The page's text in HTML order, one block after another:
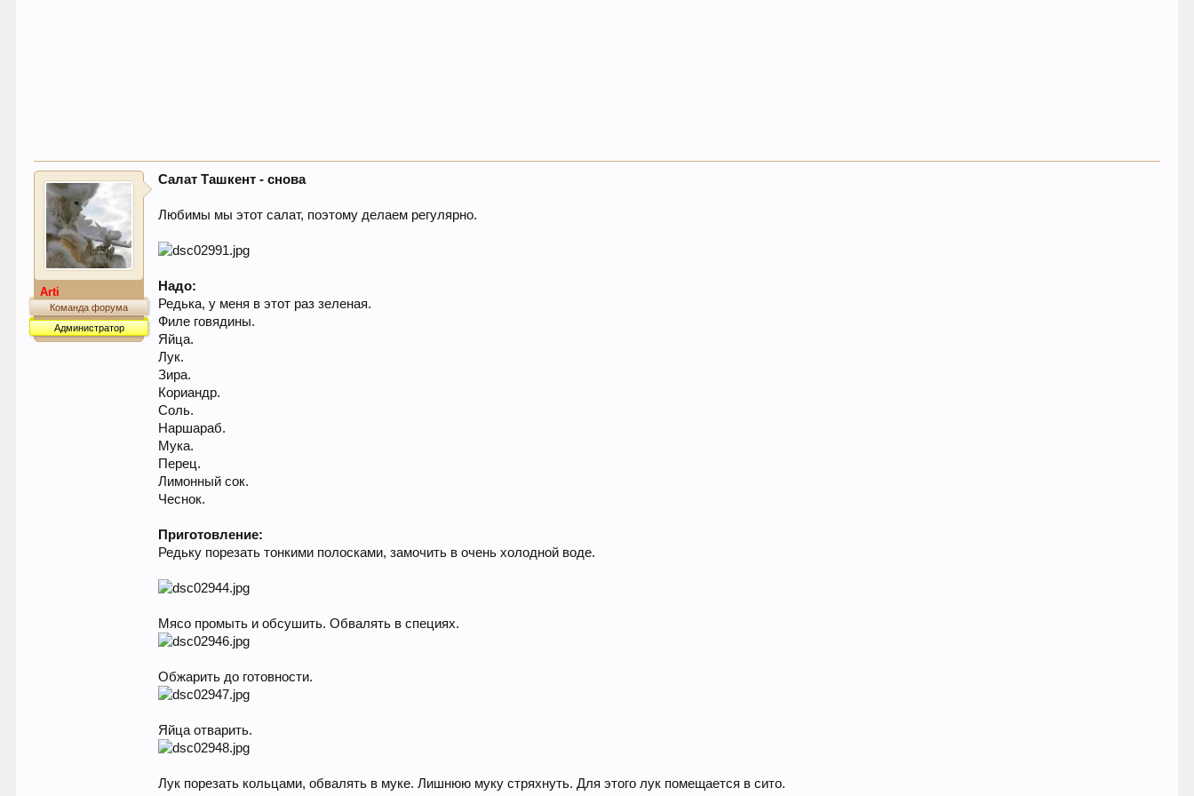
Arti
Команда форума
Администратор
Салат Ташкент - снова
Любимы мы этот салат, поэтому делаем регулярно.
Надо:
Редька, у меня в этот раз зеленая.
Филе говядины.
Яйца.
Лук.
Зира.
Кориандр.
Соль.
Наршараб.
Мука.
Перец.
Лимонный сок.
Чеснок.
Приготовление:
Редьку порезать тонкими полосками, замочить в очень холодной воде.
Мясо промыть и обсушить. Обвалять в специях.
Обжарить до готовности.
Яйца отварить.
Лук порезать кольцами, обвалять в муке. Лишнюю муку стряхнуть. Для этого лук помещается в сито.